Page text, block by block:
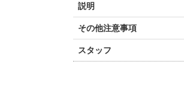
説明
その他注意事項
スタッフ